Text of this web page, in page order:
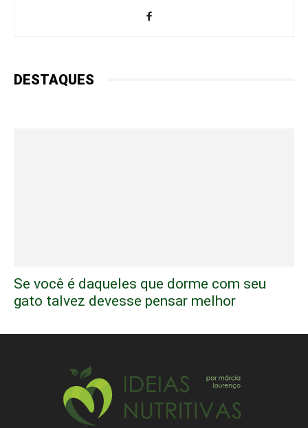
DESTAQUES
Se você é daqueles que dorme com seu
gato talvez devesse pensar melhor